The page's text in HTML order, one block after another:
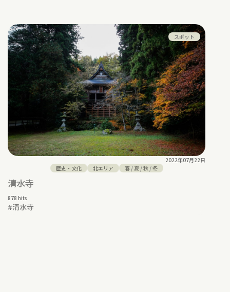
スポット
2022年07月22日
歴史・文化
北エリア 春/ 夏/秋/冬
清水寺
878 hits
#清水寺